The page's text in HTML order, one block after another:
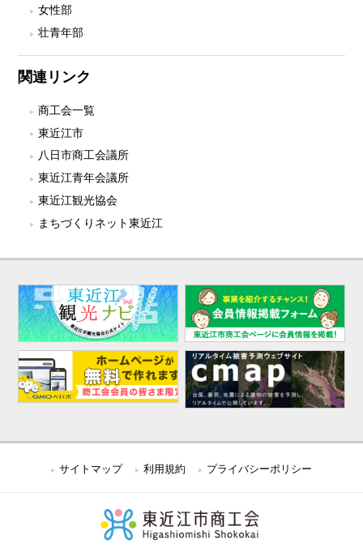
女性部
壮青年部
関連リンク
商工会一覧
東近江市
八日市商工会議所
東近江青年会議所
東近江観光協会
まちづくりネット東近江
サイトマップ 利用規約 プライバシーポリシー